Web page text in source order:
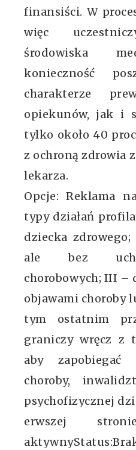
finansiści. W
więc
środowiska
konieczność
charakterze
opiekunów, jak i
tylko około 40
z ochroną zdrowia
lekarza.
Opcje: Reklama
typy działań
dziecka
ale bez
chorobowych; III –
objawami choroby
tym ostatnim
graniczy wręcz z
aby zapobiegać
choroby,
psychofizycznej
erwszej